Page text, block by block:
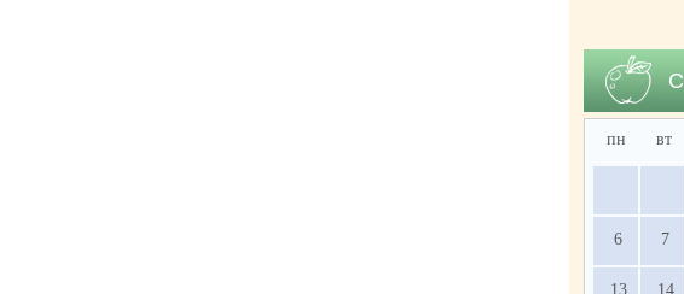
пн вт
6 7
13 14